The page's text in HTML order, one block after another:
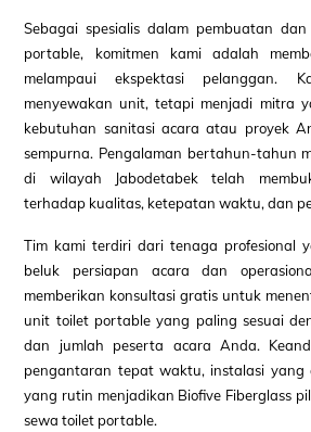
Sebagai spesialis dalam pembuatan
portable, komitmen kami adalah
melampaui ekspektasi pelanggan.
menyewakan unit, tetapi menjadi mitra
kebutuhan sanitasi acara atau proyek
sempurna. Pengalaman bertahun-tahun
di wilayah Jabodetabek telah
terhadap kualitas, ketepatan waktu, dan
Tim kami terdiri dari tenaga profesional
beluk persiapan acara dan
memberikan konsultasi gratis untuk
unit toilet portable yang paling sesuai
dan jumlah peserta acara Anda.
pengantaran tepat waktu, instalasi yang
yang rutin menjadikan Biofive Fiberglass
sewa toilet portable.